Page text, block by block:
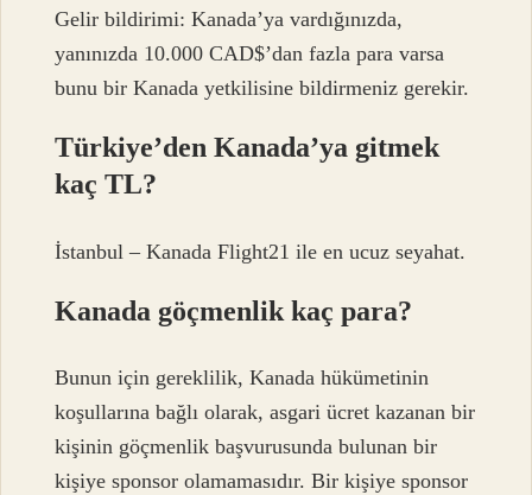
Gelir bildirimi: Kanada’ya vardığınızda,
yanınızda 10.000 CAD$’dan fazla para varsa
bunu bir Kanada yetkilisine bildirmeniz gerekir.
Türkiye’den Kanada’ya gitmek
kaç TL?
İstanbul – Kanada Flight21 ile en ucuz seyahat.
Kanada göçmenlik kaç para?
Bunun için gereklilik, Kanada hükümetinin
koşullarına bağlı olarak, asgari ücret kazanan bir
kişinin göçmenlik başvurusunda bulunan bir
kişiye sponsor olamamasıdır. Bir kişiye sponsor